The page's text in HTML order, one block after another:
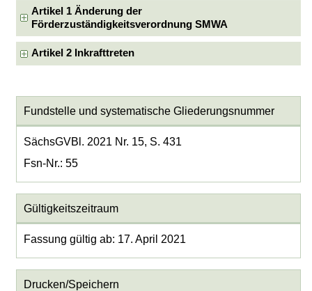
Artikel 1 Änderung der
Förderzuständigkeitsverordnung SMWA
Artikel 2 Inkrafttreten
Fundstelle und systematische Gliederungsnummer
SächsGVBl. 2021 Nr. 15, S. 431
Fsn-Nr.: 55
Gültigkeitszeitraum
Fassung gültig ab: 17. April 2021
Drucken/Speichern